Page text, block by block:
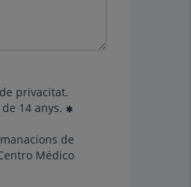
privacitat.
14 anys.
de
Médico